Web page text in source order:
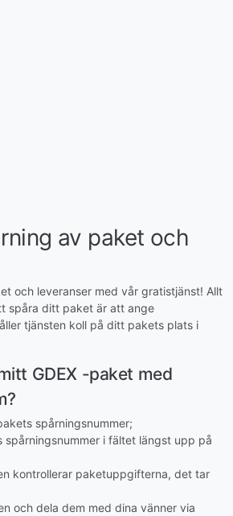
av paket och
och leveranser med vår gratistjänst! Allt
spåra ditt paket är att ange
tjänsten koll på ditt pakets plats i
GDEX -paket med
spårningsnummer;
spårningsnummer i fältet längst upp på
kontrollerar paketuppgifterna, det tar
och dela dem med dina vänner via